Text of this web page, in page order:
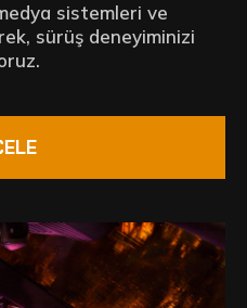
sistemleri ve
sürüş deneyiminizi